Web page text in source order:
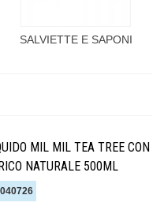
SALVIETTE E SAPONI
MIL MIL TEA TREE CON
NATURALE 500ML